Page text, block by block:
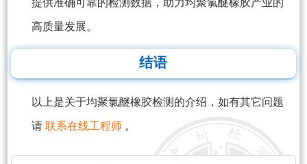
提供准确可靠的检测数据，助力均聚氯醚橡胶产业的
高质量发展。
结语
以上是关于均聚氯醚橡胶检测的介绍，如有其它问题
请 联系在线工程师 。